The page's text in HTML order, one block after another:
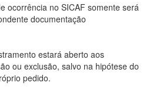
ocorrência no SICAF somente será
documentação
estará aberto aos
ou exclusão, salvo na hipótese do
pedido.